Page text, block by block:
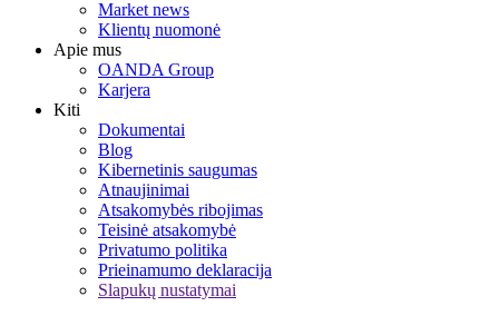
Market news
Klientų nuomonė
Apie mus
OANDA Group
Karjera
Kiti
Dokumentai
Blog
Kibernetinis saugumas
Atnaujinimai
Atsakomybės ribojimas
Teisinė atsakomybė
Privatumo politika
Prieinamumo deklaracija
Slapukų nustatymai